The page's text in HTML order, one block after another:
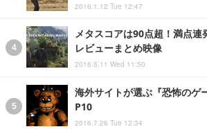
2016.1.12 Tue 12:47
メタスコアは90点超！満点連
レビューまとめ映像
2016.5.11 Wed 11:50
海外サイトが選ぶ『恐怖のゲ
P10
2016.7.26 Tue 12:34